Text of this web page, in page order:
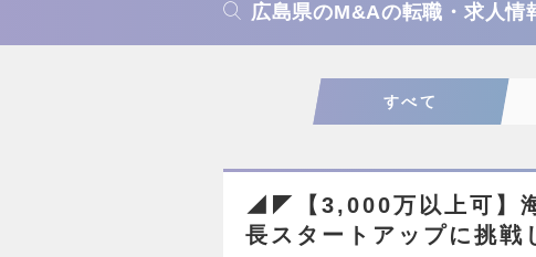
広島県のM&Aの転職・求人情
すべて
◢◤【3,000万以上可】
長スタートアップに挑